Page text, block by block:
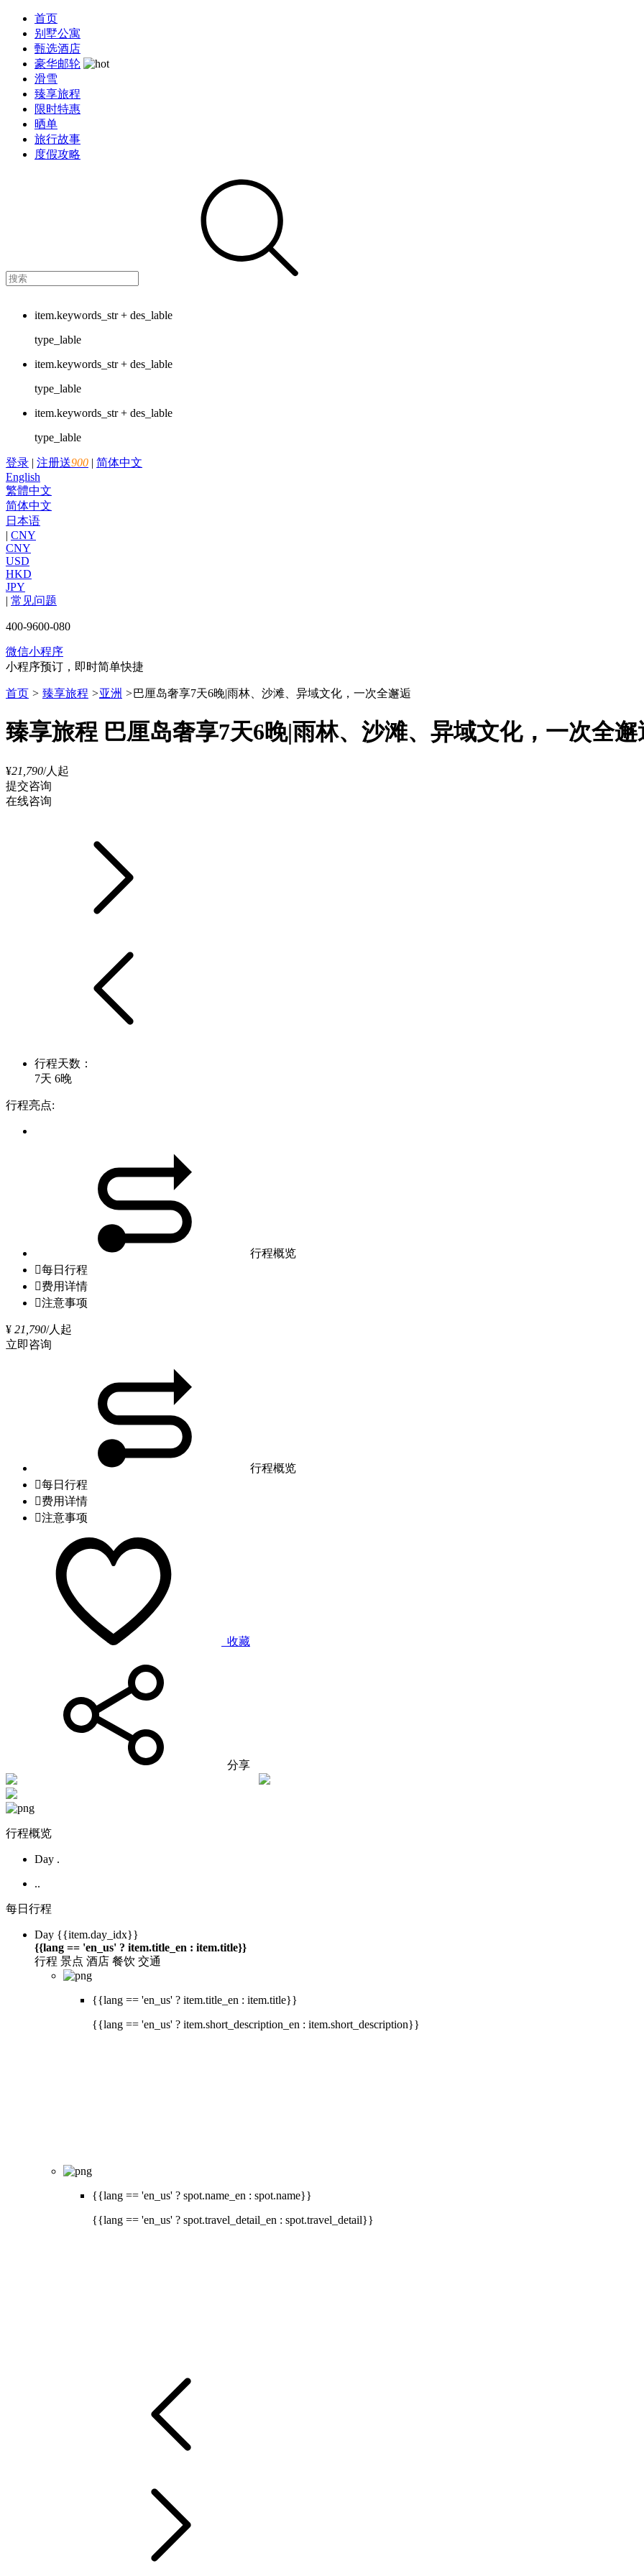
首页
别墅公寓
甄选酒店
豪华邮轮
滑雪
臻享旅程
限时特惠
晒单
旅行故事
度假攻略
item.keywords_str + des_lable
type_lable
item.keywords_str + des_lable
type_lable
item.keywords_str + des_lable
type_lable
登录 | 注册送900 | 简体中文
English
繁體中文
简体中文
日本语
| CNY
CNY
USD
HKD
JPY
| 常见问题
400-9600-080
微信小程序
小程序预订，即时简单快捷
首页 > 臻享旅程 >亚洲 >巴厘岛奢享7天6晚|雨林、沙滩、异域文化，一次全邂逅
臻享旅程 巴厘岛奢享7天6晚|雨林、沙滩、异域文化，一次全邂
¥21,790/人起
提交咨询
在线咨询
行程天数：
7天 6晚
行程亮点:
行程概览
每日行程
费用详情
注意事项
¥ 21,790/人起
立即咨询
行程概览
每日行程
费用详情
注意事项
收藏
分享
行程概览
Day .
..
每日行程
Day {{item.day_idx}}
{{lang == 'en_us' ? item.title_en : item.title}}
行程 景点 酒店 餐饮 交通
{{lang == 'en_us' ? item.title_en : item.title}}
{{lang == 'en_us' ? item.short_description_en : item.short_description}}
{{lang == 'en_us' ? spot.name_en : spot.name}}
{{lang == 'en_us' ? spot.travel_detail_en : spot.travel_detail}}